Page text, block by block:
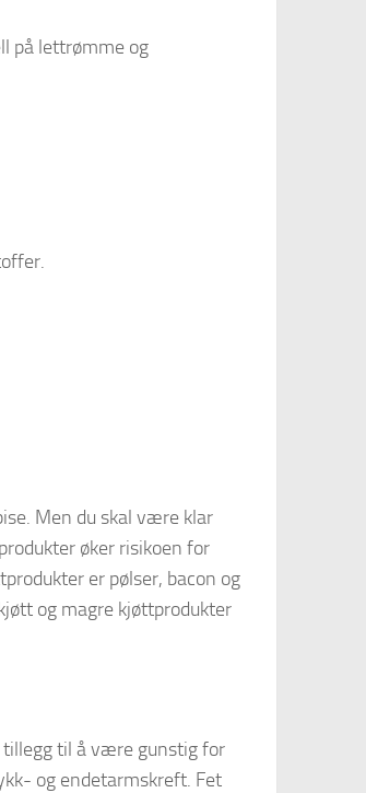
på lettrømme og
Men du skal være klar
øker risikoen for
er pølser, bacon og
og magre kjøttprodukter
tillegg til å være gunstig for
og endetarmskreft. Fet